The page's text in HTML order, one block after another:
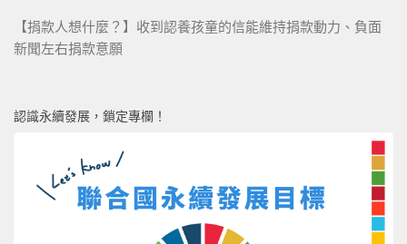
【捐款人想什麼？】收到認養孩童的信能維持捐款動力、負面
新聞左右捐款意願
認識永續發展，鎖定專欄！